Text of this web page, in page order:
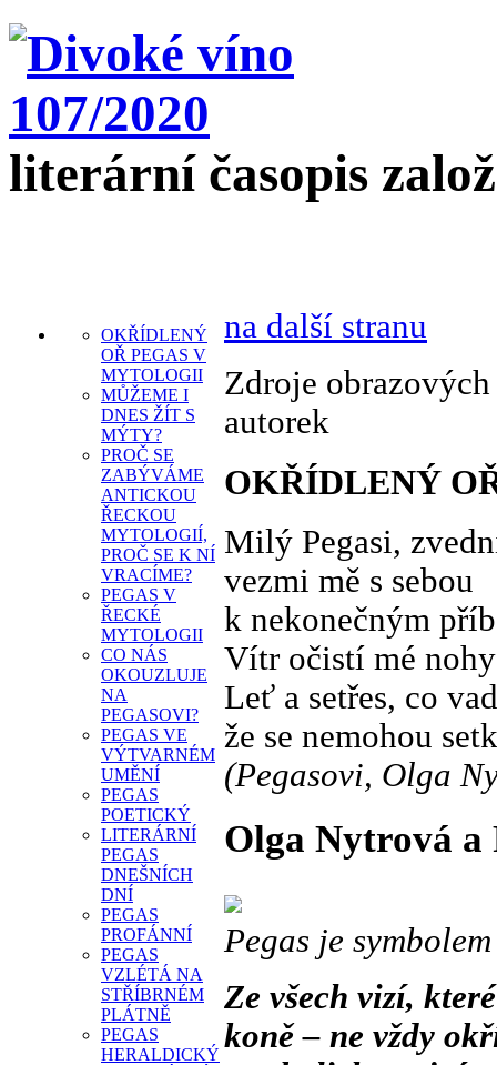
literární časopis
OKŘÍDLENÝ
OŘ PEGAS V
MYTOLOGII
MŮŽEME I
DNES ŽÍT S
MÝTY?
PROČ SE
ZABÝVÁME
ANTICKOU
ŘECKOU
MYTOLOGIÍ,
PROČ SE K NÍ
VRACÍME?
PEGAS V
ŘECKÉ
MYTOLOGII
CO NÁS
OKOUZLUJE
NA
PEGASOVI?
PEGAS VE
VÝTVARNÉM
UMĚNÍ
PEGAS
POETICKÝ
LITERÁRNÍ
PEGAS
DNEŠNÍCH
DNÍ
PEGAS
PROFÁNNÍ
PEGAS
VZLÉTÁ NA
STŘÍBRNÉM
PLÁTNĚ
PEGAS
HERALDICKÝ
na další stranu
Zdroje
autorek
OKŘÍDLENÝ
Milý Pegasi,
vezmi mě s sebou
k nekonečným
Vítr očistí mé
Leť a setřes, co
že se nemohou
(Pegasovi, Olga
Olga Nytrová a
Pegas je
Ze všech vizí,
koně – ne vždy